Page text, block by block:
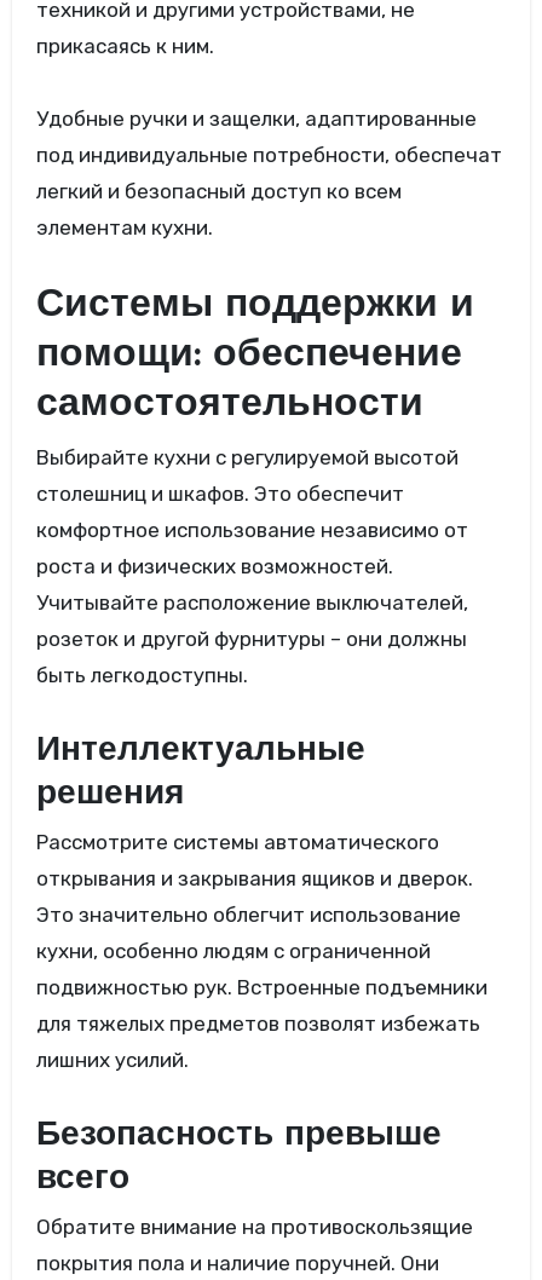
техникой и другими устройствами, не
прикасаясь к ним.
Удобные ручки и защелки, адаптированные
под индивидуальные потребности, обеспечат
легкий и безопасный доступ ко всем
элементам кухни.
Системы поддержки и
помощи: обеспечение
самостоятельности
Выбирайте кухни с регулируемой высотой
столешниц и шкафов. Это обеспечит
комфортное использование независимо от
роста и физических возможностей.
Учитывайте расположение выключателей,
розеток и другой фурнитуры – они должны
быть легкодоступны.
Интеллектуальные
решения
Рассмотрите системы автоматического
открывания и закрывания ящиков и дверок.
Это значительно облегчит использование
кухни, особенно людям с ограниченной
подвижностью рук. Встроенные подъемники
для тяжелых предметов позволят избежать
лишних усилий.
Безопасность превыше
всего
Обратите внимание на противоскользящие
покрытия пола и наличие поручней. Они